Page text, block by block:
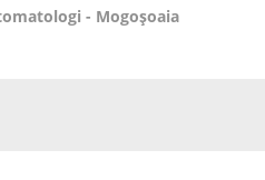
- Mogoşoaia